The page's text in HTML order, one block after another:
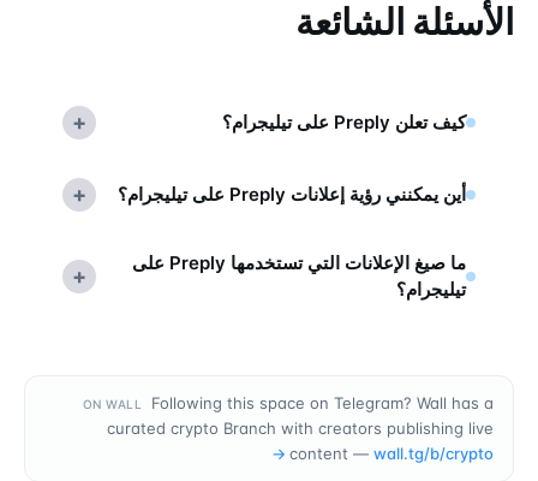
الأسئلة الشائعة
كيف تعلن Preply على تيليجرام؟ +
أين يمكنني رؤية إعلانات Preply على تيليجرام؟ +
ما صيغ الإعلانات التي تستخدمها Preply على
تيليجرام؟
+
ON WALL
Following this space on Telegram? Wall has a
curated crypto Branch with creators publishing live
content — wall.tg/b/crypto
→